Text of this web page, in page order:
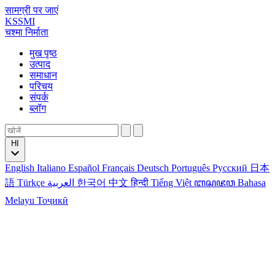
सामग्री पर जाएं
KSSMI
चश्मा निर्माता
मुख पृष्ठ
उत्पाद
समाधान
परिचय
संपर्क
ब्लॉग
English Italiano Español Français Deutsch Português Русский 日本
語 Türkçe 한국어 中文हिन्दी Tiếng Việt ꦧꦱꦗꦮ Bahasa
Melayu Тоҷикӣ